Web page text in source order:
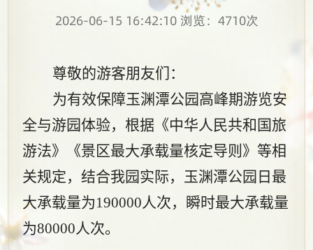
2026-06-15 16:42:10 浏览：4710次
尊敬的游客朋友们：
为有效保障玉渊潭公园高峰期游览安
全与游园体验，根据《中华人民共和国旅
游法》《景区最大承载量核定导则》等相
关规定，结合我园实际，玉渊潭公园日最
大承载量为190000人次，瞬时最大承载量
为80000人次。